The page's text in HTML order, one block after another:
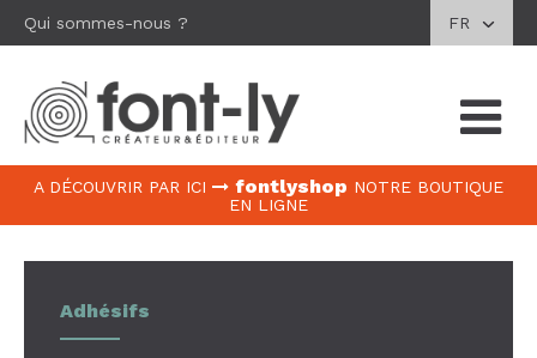
FR
Qui sommes-nous ?
A DÉCOUVRIR PAR ICI fontlyshop NOTRE BOUTIQUE
EN LIGNE
Adhésifs